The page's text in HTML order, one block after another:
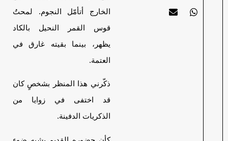
الخارج أتأمّل النجوم. لمحتُ
قوس القمر النحيل بالكاد
يظهر، بينما بقيته غارق في
العتمة.
ذكّرني هذا المنظر بشخصٍ كان
قد اختفى في زوايا من
الذكريات الدفينة.